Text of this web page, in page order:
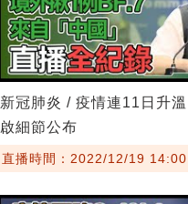
新冠肺炎 / 疫情連11日升
啟細節公布
直播時間：2022/12/19 14:00